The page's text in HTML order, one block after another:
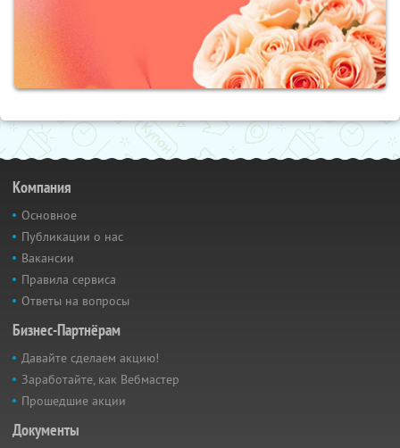
Компания
Основное
Публикации о нас
Вакансии
Правила сервиса
Ответы на вопросы
Бизнес-Партнёрам
Давайте сделаем акцию!
Заработайте, как Вебмастер
Прошедшие акции
Документы